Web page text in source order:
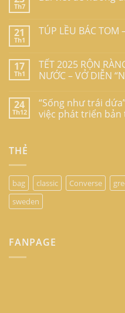
Th7
21
Th1
TÚP LỀU BÁC
17
Th1
TẾT 2025 RỘN
NƯỚC – VỞ DIỄN
24
Th12
“Sống như trái
việc phát triển
THẺ
bag classic Converse
sweden
FANPAGE